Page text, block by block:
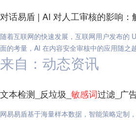
对话易盾 | AI 对人工审核的影响
随着互联网的快速发展，互联网用户发布的
面的考量，AI 在内容安全审核中的应用随之
来自：动态资讯
文本检测_反垃圾_ 敏感词过滤_广
网易易盾基于海量样本数据，智能策略定制